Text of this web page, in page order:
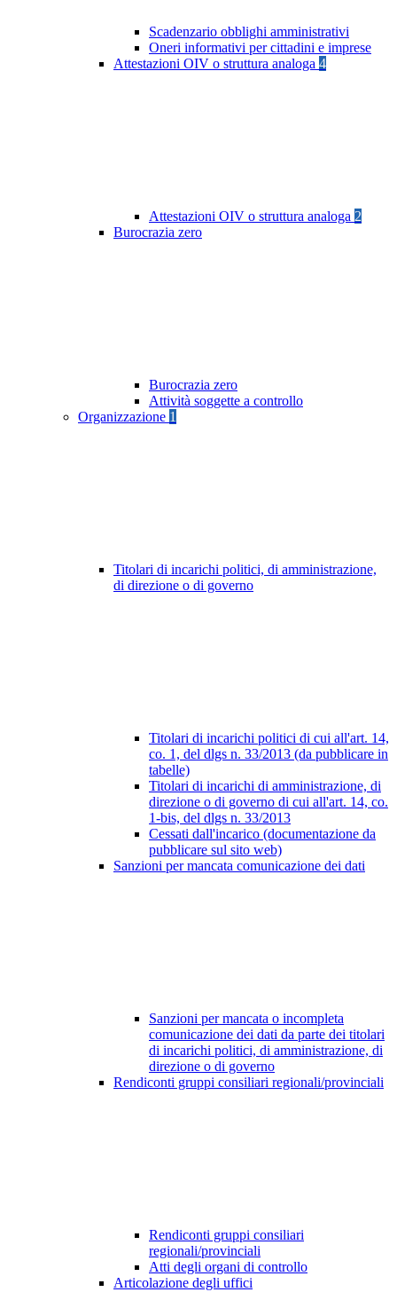
Scadenzario obblighi amministrativi
Oneri informativi per cittadini e imprese
Attestazioni OIV o struttura analoga 4
Attestazioni OIV o struttura analoga 2
Burocrazia zero
Burocrazia zero
Attività soggette a controllo
Organizzazione 1
Titolari di incarichi politici, di amministrazione,
di direzione o di governo
Titolari di incarichi politici di cui all'art. 14,
co. 1, del dlgs n. 33/2013 (da pubblicare in
tabelle)
Titolari di incarichi di amministrazione, di
direzione o di governo di cui all'art. 14, co.
1-bis, del dlgs n. 33/2013
Cessati dall'incarico (documentazione da
pubblicare sul sito web)
Sanzioni per mancata comunicazione dei dati
Sanzioni per mancata o incompleta
comunicazione dei dati da parte dei titolari
di incarichi politici, di amministrazione, di
direzione o di governo
Rendiconti gruppi consiliari regionali/provinciali
Rendiconti gruppi consiliari
regionali/provinciali
Atti degli organi di controllo
Articolazione degli uffici